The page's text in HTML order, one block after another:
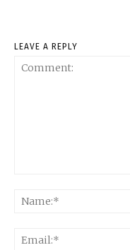
LEAVE A REPLY